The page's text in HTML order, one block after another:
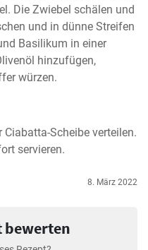
Die Zwiebel schälen und
und in dünne Streifen
Basilikum in einer
hinzufügen,
würzen.
Scheibe verteilen.
servieren.
8. März 2022
bewerten